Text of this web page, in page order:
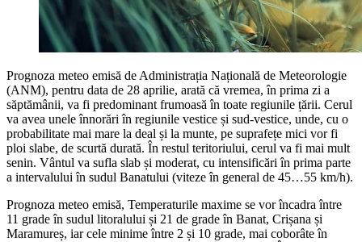
Prognoza meteo emisă de Administrația Națională de Meteorologie
(ANM), pentru data de 28 aprilie, arată că vremea, în prima zi a
săptămânii, va fi predominant frumoasă în toate regiunile țării. Cerul
va avea unele înnorări în regiunile vestice și sud-vestice, unde, cu o
probabilitate mai mare la deal și la munte, pe suprafețe mici vor fi
ploi slabe, de scurtă durată. În restul teritoriului, cerul va fi mai mult
senin. Vântul va sufla slab și moderat, cu intensificări în prima parte
a intervalului în sudul Banatului (viteze în general de 45…55 km/h).
Prognoza meteo emisă, Temperaturile maxime se vor încadra între
11 grade în sudul litoralului și 21 de grade în Banat, Crișana și
Maramureș, iar cele minime între 2 și 10 grade, mai coborâte în